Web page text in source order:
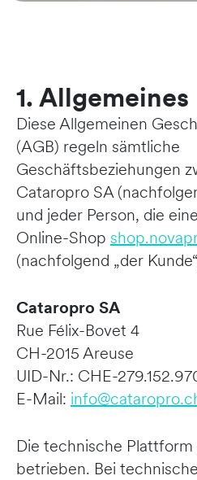
1. Allgemeines
Diese Allgemeinen
(AGB) regeln sämtliche
Geschäftsbeziehungen
Cataropro SA
und jeder Person, die
Online-Shop
(nachfolgend „der
Cataropro SA
Rue Félix-Bovet 4
CH-2015 Areuse
UID-Nr.: CHE-
E-Mail:
Die technische
betrieben. Bei